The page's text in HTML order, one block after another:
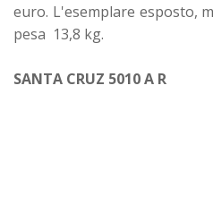
euro. L'esemplare esposto,
pesa 13,8 kg.
SANTA CRUZ 5010 A R